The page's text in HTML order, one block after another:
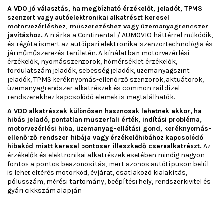
A VDO jó választás, ha megbízható érzékelőt, jeladót, TPMS
szenzort vagy autóelektronikai alkatrészt keresel
motorvezérléshez, műszerezéshez vagy üzemanyagrendszer
javításhoz. A márka a Continental / AUMOVIO háttérrel működik,
és régóta ismert az autóipari elektronika, szenzortechnológia és
járműműszerezés területén. A kínálatban motorvezérlési
érzékelők, nyomásszenzorok, hőmérséklet érzékelők,
fordulatszám jeladók, sebesség jeladók, üzemanyagszint
jeladók, TPMS keréknyomás-ellenőrző szenzorok, aktuátorok,
üzemanyagrendszer alkatrészek és common rail dízel
rendszerekhez kapcsolódó elemek is megtalálhatók.
A VDO alkatrészek különösen hasznosak lehetnek akkor, ha
hibás jeladó, pontatlan műszerfali érték, indítási probléma,
motorvezérlési hiba, üzemanyag-ellátási gond, keréknyomás-
ellenőrző rendszer hibája vagy érzékelőhibához kapcsolódó
hibakód miatt keresel pontosan illeszkedő cserealkatrészt. Az
érzékelők és elektronikai alkatrészek esetében mindig nagyon
fontos a pontos beazonosítás, mert azonos autótípuson belül
is lehet eltérés motorkód, évjárat, csatlakozó kialakítás,
pólusszám, mérési tartomány, beépítési hely, rendszerkivitel és
gyári cikkszám alapján.